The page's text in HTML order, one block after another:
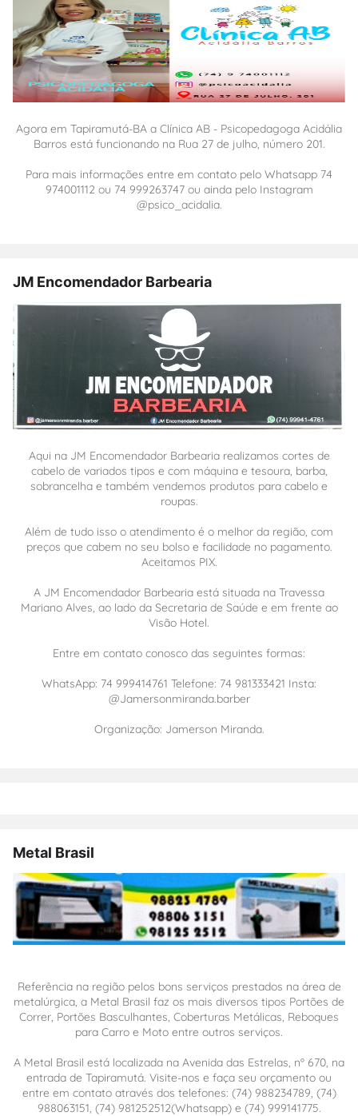
Agora em Tapiramutá-BA a Clínica AB - Psicopedagoga Acidália
Barros está funcionando na Rua 27 de julho, número 201.
Para mais informações entre em contato pelo Whatsapp 74
974001112 ou 74 999263747 ou ainda pelo Instagram
@psico_acidalia.
JM Encomendador Barbearia
Aqui na JM Encomendador Barbearia realizamos cortes de
cabelo de variados tipos e com máquina e tesoura, barba,
sobrancelha e também vendemos produtos para cabelo e
roupas.
Além de tudo isso o atendimento é o melhor da região, com
preços que cabem no seu bolso e facilidade no pagamento.
Aceitamos PIX.
A JM Encomendador Barbearia está situada na Travessa
Mariano Alves, ao lado da Secretaria de Saúde e em frente ao
Visão Hotel.
Entre em contato conosco das seguintes formas:
WhatsApp: 74 999414761 Telefone: 74 981333421 Insta:
@Jamersonmiranda.barber
Organização: Jamerson Miranda.
Metal Brasil
Referência na região pelos bons serviços prestados na área de
metalúrgica, a Metal Brasil faz os mais diversos tipos Portões de
Correr, Portões Basculhantes, Coberturas Metálicas, Reboques
para Carro e Moto entre outros serviços.
A Metal Brasil está localizada na Avenida das Estrelas, nº 670, na
entrada de Tapiramutá. Visite-nos e faça seu orçamento ou
entre em contato através dos telefones: (74) 988234789, (74)
988063151, (74) 981252512(Whatsapp) e (74) 999141775.